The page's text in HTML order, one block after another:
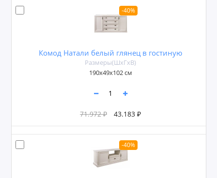
-40%
Комод Натали белый глянец в гостиную
Размеры(ШxГxВ)
190x49x102 см
71.972 ₽ 43.183 ₽
-40%